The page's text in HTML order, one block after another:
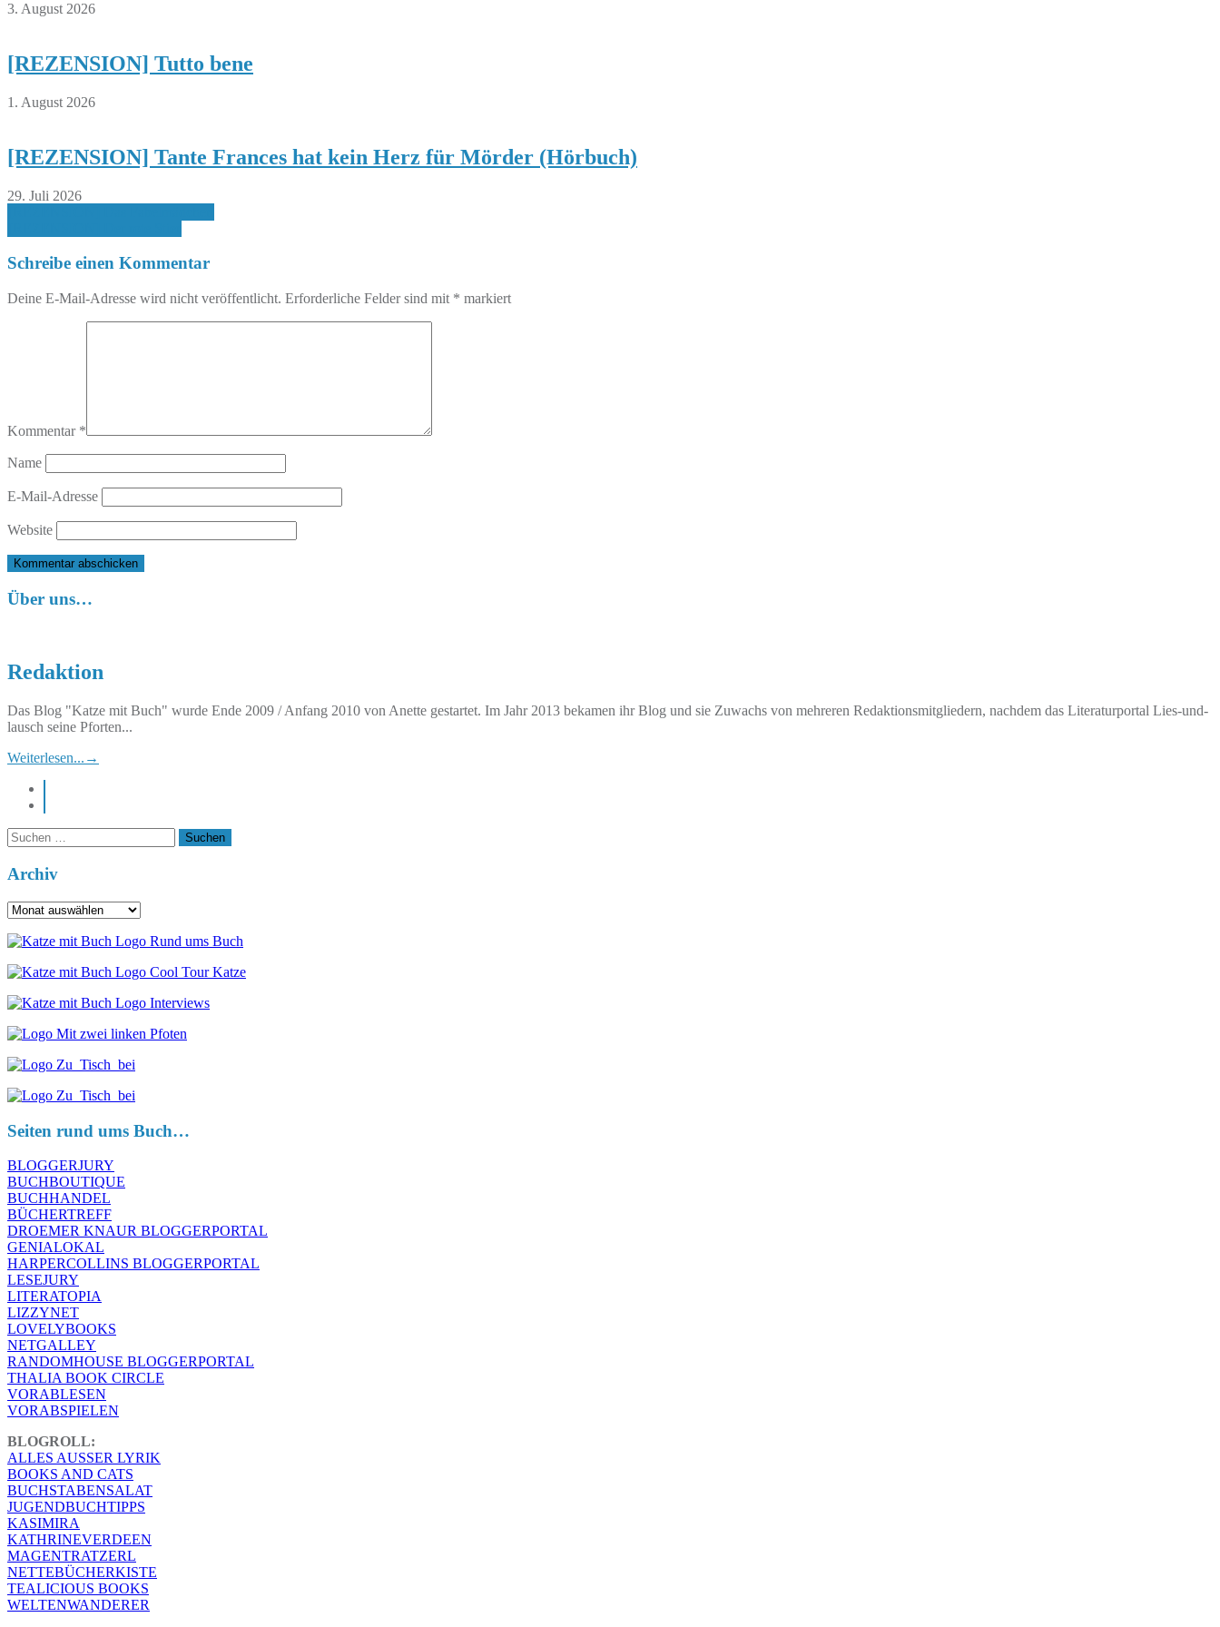
3. August 2026
[REZENSION] Tutto bene
1. August 2026
[REZENSION] Tante Frances hat kein Herz für Mörder (Hörbuch)
29. Juli 2026
Beitragsnavigation
Schreibe einen Kommentar
Deine E-Mail-Adresse wird nicht veröffentlicht. Erforderliche Felder sind mit * markiert
Kommentar *
Name
E-Mail-Adresse
Website
Über uns…
Redaktion
Das Blog "Katze mit Buch" wurde Ende 2009 / Anfang 2010 von Anette gestartet. Im Jahr 2013 bekamen ihr Blog und sie Zuwachs von mehreren Redaktionsmitgliedern, nachdem das Literaturportal Lies-und-
lausch seine Pforten...
Weiterlesen... →
Suchen
nach:
Archiv
Archiv
Seiten rund ums Buch…
BLOGGERJURY
BUCHBOUTIQUE
BUCHHANDEL
BÜCHERTREFF
DROEMER KNAUR BLOGGERPORTAL
GENIALOKAL
HARPERCOLLINS BLOGGERPORTAL
LESEJURY
LITERATOPIA
LIZZYNET
LOVELYBOOKS
NETGALLEY
RANDOMHOUSE BLOGGERPORTAL
THALIA BOOK CIRCLE
VORABLESEN
VORABSPIELEN
BLOGROLL:
ALLES AUSSER LYRIK
BOOKS AND CATS
BUCHSTABENSALAT
JUGENDBUCHTIPPS
KASIMIRA
KATHRINEVERDEEN
MAGENTRATZERL
NETTEBÜCHERKISTE
TEALICIOUS BOOKS
WELTENWANDERER